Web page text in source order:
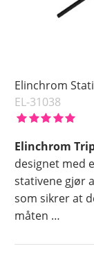
Elinchrom
EL-31038
Elinchrom
designet med
stativene gjør
som sikrer at
måten …